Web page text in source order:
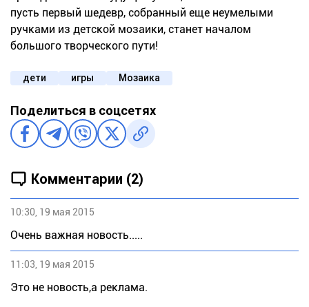
пусть первый шедевр, собранный еще неумелыми
ручками из детской мозаики, станет началом
большого творческого пути!
дети игры Мозаика
Поделиться в соцсетях
Комментарии (2)
10:30, 19 мая 2015
Очень важная новость.....
11:03, 19 мая 2015
Это не новость,а реклама.